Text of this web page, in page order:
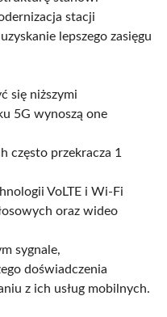
stacji
lepszego zasięgu
się niższymi
5G wynoszą one
często przekracza 1
VoLTE i Wi-Fi
oraz wideo
sygnale,
doświadczenia
z ich usług mobilnych.